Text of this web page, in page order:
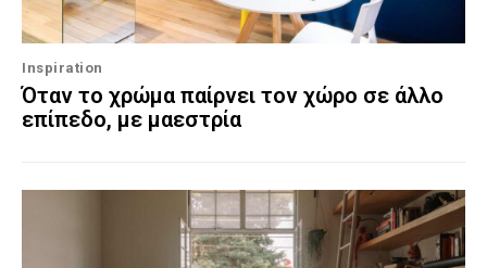
Inspiration
Όταν το χρώμα παίρνει τον χώρο σε άλλο
επίπεδο, με μαεστρία